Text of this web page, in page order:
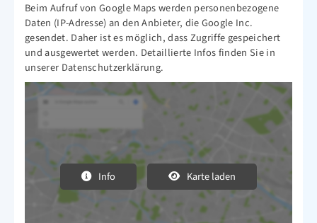
Beim Aufruf von Google Maps werden personenbezogene
Daten (IP-Adresse) an den Anbieter, die Google Inc.
gesendet. Daher ist es möglich, dass Zugriffe gespeichert
und ausgewertet werden. Detaillierte Infos finden Sie in
unserer Datenschutzerklärung.
Info Karte laden